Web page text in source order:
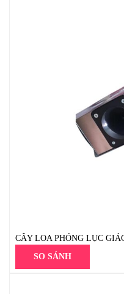
CÂY LOA PHÓNG LỤC
SO SÁNH